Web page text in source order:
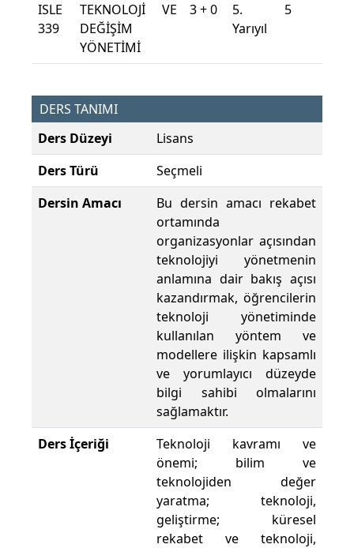
ISLE
339
TEKNOLOJİ VE
DEĞİŞİM
YÖNETİMİ
3 + 0
5.
Yarıyıl
5
DERS TANIMI
Ders Düzeyi
Lisans
Ders Türü
Seçmeli
Dersin Amacı
Bu dersin amacı rekabet
ortamında
organizasyonlar açısından
teknolojiyi yönetmenin
anlamına dair bakış açısı
kazandırmak, öğrencilerin
teknoloji yönetiminde
kullanılan yöntem ve
modellere ilişkin kapsamlı
ve yorumlayıcı düzeyde
bilgi sahibi olmalarını
sağlamaktır.
Ders İçeriği
Teknoloji kavramı ve
önemi; bilim ve
teknolojiden değer
yaratma; teknoloji,
geliştirme; küresel
rekabet ve teknoloji,